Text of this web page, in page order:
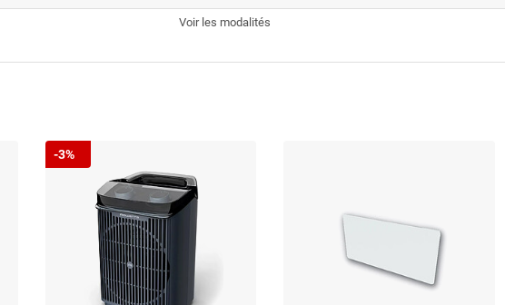
Voir les modalités
-3%